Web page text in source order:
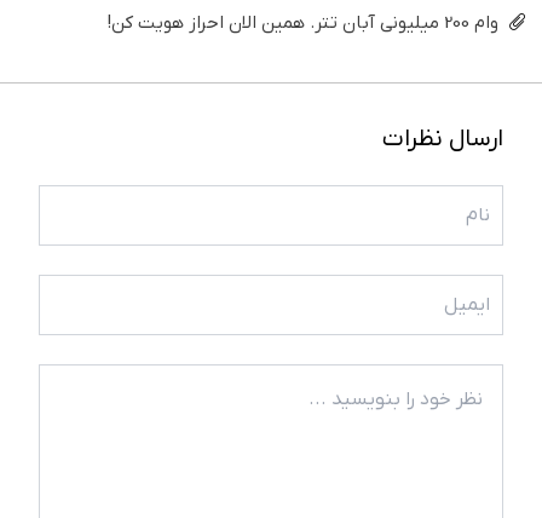
وام 200 میلیونی آبان تتر. همین الان احراز هویت کن!
ارسال نظرات